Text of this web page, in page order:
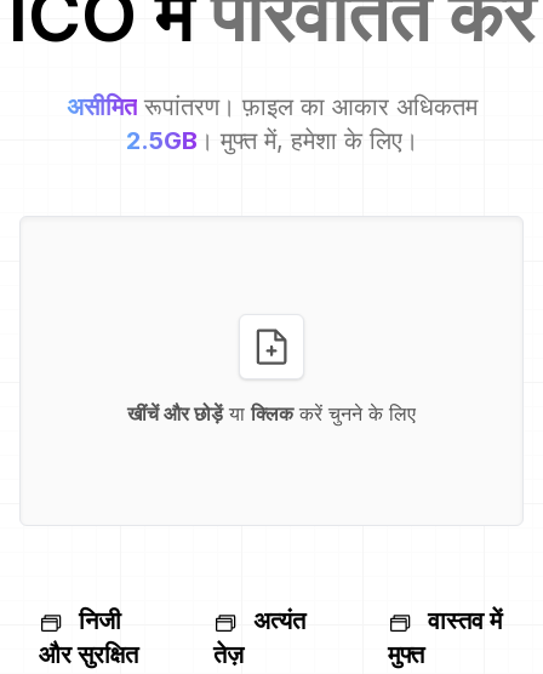
असीमित रूपांतरण। फ़ाइल का आकार अधिकतम
2.5GB । मुफ्त में, हमेशा के लिए।
खींचें और छोड़ेंया क्लिककरें चुनने के लिए
निजी
और सुरक्षित
अत्यंत
तेज़
वास्तव में
मुफ्त